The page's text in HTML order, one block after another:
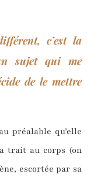
c’est la
sujet qui me
de le mettre
préalable qu’elle
trait au corps (on
escortée par sa